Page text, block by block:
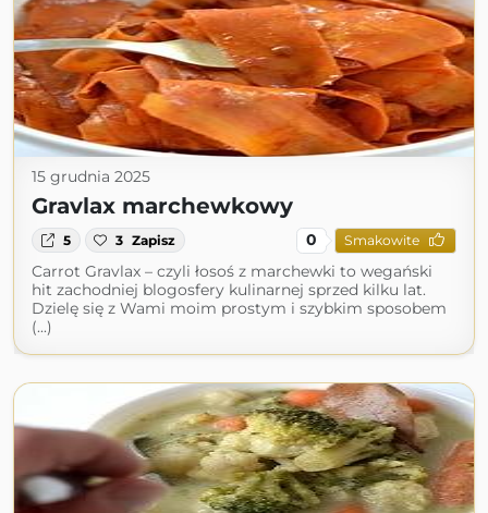
15 grudnia 2025
Gravlax marchewkowy
5 3 Zapisz 0 Smakowite
Carrot Gravlax – czyli łosoś z marchewki to wegański
hit zachodniej blogosfery kulinarnej sprzed kilku lat.
Dzielę się z Wami moim prostym i szybkim sposobem
(...)